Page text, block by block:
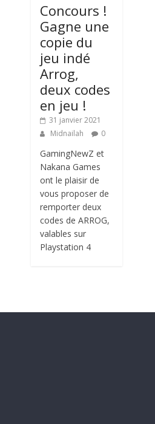
Concours !
Gagne une
copie du
jeu indé
Arrog,
deux codes
en jeu !
31 janvier 2021
Midnailah
0
GamingNewZ et
Nakana Games
ont le plaisir de
vous proposer de
remporter deux
codes de ARROG,
valables sur
Playstation 4